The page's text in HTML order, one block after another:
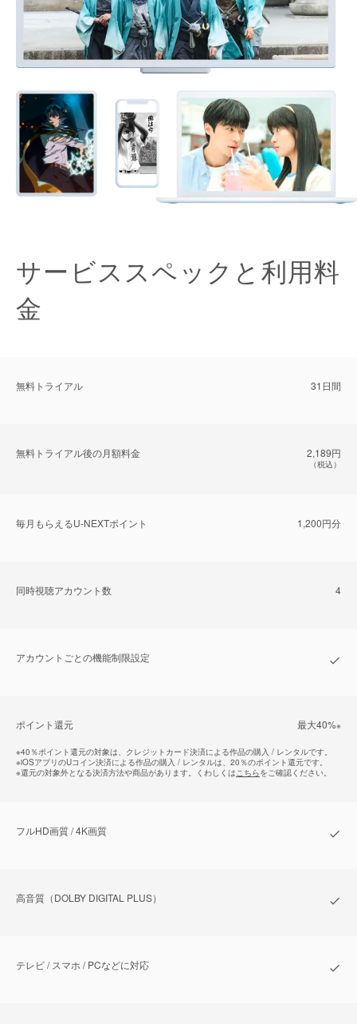
サービススペックと利用料
金
無料トライアル 31日間
無料トライアル後の⽉額料金 2,189円
（税込）
毎⽉もらえるU-NEXTポイント 1,200円分
同時視聴アカウント数 4
アカウントごとの機能制限設定
ポイント還元 最⼤40%※
※40％ポイント還元の対象は、クレジットカード決済による作品の購入 / レンタルです。
※iOSアプリのUコイン決済による作品の購入 / レンタルは、20％のポイント還元です。
※還元の対象外となる決済方法や商品があります。くわしくはこちらをご確認ください。
フルHD画質 / 4K画質
⾼⾳質（DOLBY DIGITAL PLUS）
テレビ / スマホ / PCなどに対応